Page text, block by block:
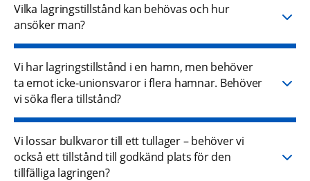
Vilka lagringstillstånd kan behövas och hur
ansöker man?
Vi har lagringstillstånd i en hamn, men behöver
ta emot icke-unionsvaror i flera hamnar. Behöver
vi söka flera tillstånd?
Vi lossar bulkvaror till ett tullager – behöver vi
också ett tillstånd till godkänd plats för den
tillfälliga lagringen?